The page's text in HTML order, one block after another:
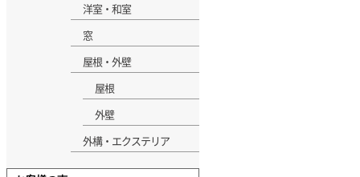
洋室・和室
窓
屋根・外壁
屋根
外壁
外構・エクステリア